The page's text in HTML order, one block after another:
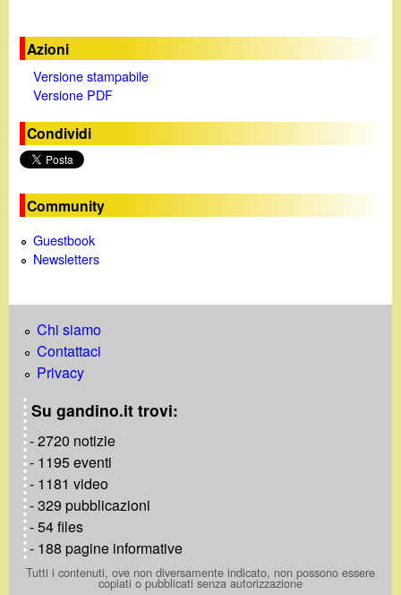
Azioni
Versione stampabile
Versione PDF
Condividi
Community
Guestbook
Newsletters
Chi siamo
Contattaci
Privacy
Su gandino.it trovi:
- 2720 notizie
- 1195 eventi
- 1181 video
- 329 pubblicazioni
- 54 files
- 188 pagine informative
Tutti i contenuti, ove non diversamente indicato, non possono essere
copiati o pubblicati senza autorizzazione